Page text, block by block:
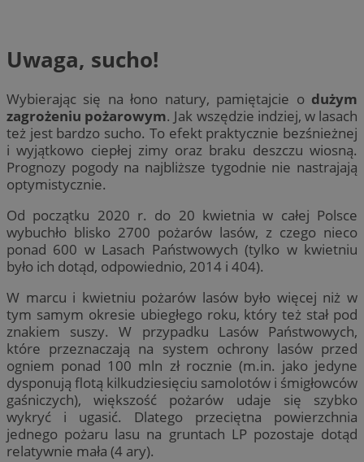
Uwaga, sucho!
Wybierając się na łono natury, pamiętajcie o dużym
zagrożeniu pożarowym. Jak wszędzie indziej, w lasach
też jest bardzo sucho. To efekt praktycznie bezśnieżnej
i wyjątkowo ciepłej zimy oraz braku deszczu wiosną.
Prognozy pogody na najbliższe tygodnie nie nastrajają
optymistycznie.
Od początku 2020 r. do 20 kwietnia w całej Polsce
wybuchło blisko 2700 pożarów lasów, z czego nieco
ponad 600 w Lasach Państwowych (tylko w kwietniu
było ich dotąd, odpowiednio, 2014 i 404).
W marcu i kwietniu pożarów lasów było więcej niż w
tym samym okresie ubiegłego roku, który też stał pod
znakiem suszy. W przypadku Lasów Państwowych,
które przeznaczają na system ochrony lasów przed
ogniem ponad 100 mln zł rocznie (m.in. jako jedyne
dysponują flotą kilkudziesięciu samolotów i śmigłowców
gaśniczych), większość pożarów udaje się szybko
wykryć i ugasić. Dlatego przeciętna powierzchnia
jednego pożaru lasu na gruntach LP pozostaje dotąd
relatywnie mała (4 ary).